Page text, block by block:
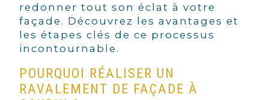
redonner tout son éclat à votre
façade. Découvrez les avantages et
les étapes clés de ce processus
incontournable.
POURQUOI RÉALISER UN
RAVALEMENT DE FAÇADE À